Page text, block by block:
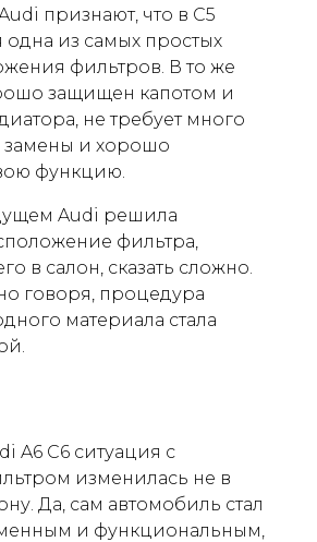
признают, что в C5
одна из самых простых
фильтров. В то же
защищен капотом и
не требует много
замены и хорошо
функцию.
Audi решила
фильтра,
в салон, сказать сложно.
говоря, процедура
материала стала
A6 C6 ситуация с
изменилась не в
Да, сам автомобиль стал
и функциональным,